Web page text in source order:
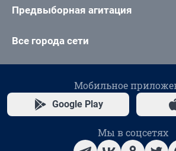
Предвыборная агитация
Все города сети
Мобильное
Google Play
Мы в соцсетях